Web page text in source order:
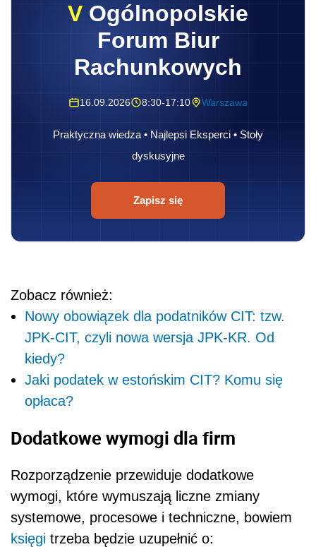
V Ogólnopolskie
Forum Biur
Rachunkowych
16.09.2026 8:30-17:10 Warszawa
Praktyczna wiedza • Najlepsi Eksperci • Stoły
dyskusyjne
Zapisz się
Zobacz również:
Nowy obowiązek dla podatników CIT: tzw.
JPK-CIT, czyli nowa wersja JPK-KR. Od
kiedy?
Jaki podatek w estońskim CIT? Komu się
opłaca?
Dodatkowe wymogi dla firm
Rozporządzenie przewiduje dodatkowe
wymogi, które wymuszają liczne zmiany
systemowe, procesowe i techniczne, bowiem
księgi trzeba będzie uzupełnić o: